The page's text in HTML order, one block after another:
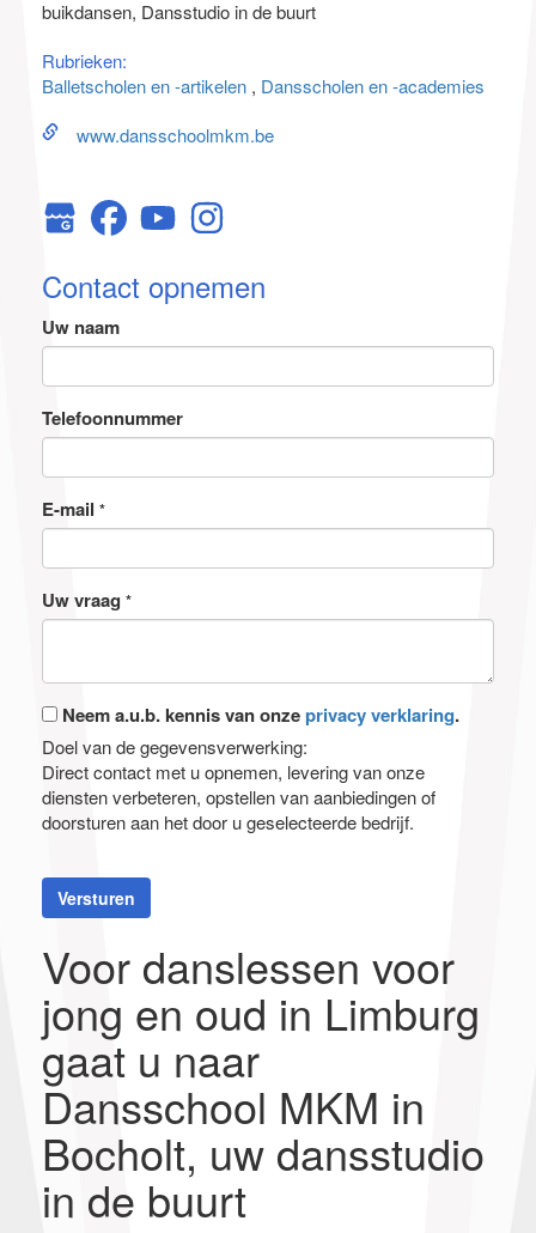
buikdansen Dansstudio in de buurt
Rubrieken:
Balletscholen en -artikelen
Dansscholen en -academies
www.dansschoolmkm.be
Contact opnemen
Uw naam
Telefoonnummer
E-mail *
Uw vraag *
Neem a.u.b. kennis van onzeprivacy verklaring.
Doel van de gegevensverwerking:
Direct contact met u opnemen, levering van onze
diensten verbeteren, opstellen van aanbiedingen of
doorsturen aan het door u geselecteerde bedrijf.
Versturen
Voor danslessen voor
jong en oud in Limburg
gaat u naar
Dansschool MKM in
Bocholt, uw dansstudio
in de buurt